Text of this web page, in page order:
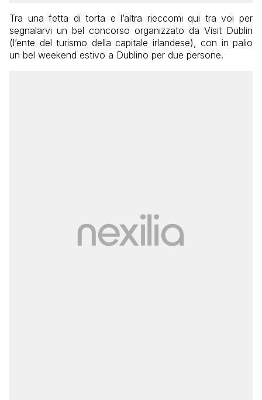
Tra una fetta di torta e l’altra rieccomi qui tra voi per
segnalarvi un bel concorso organizzato da Visit Dublin
(l’ente del turismo della capitale irlandese), con in palio
un bel weekend estivo a Dublino per due persone.